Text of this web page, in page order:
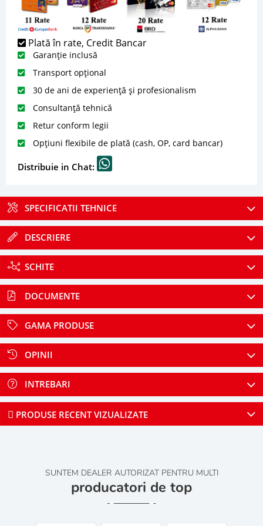
Plată în rate, Credit Bancar
Garanție inclusă
Transport opțional
30 de ani de experiență și profesionalism
Consultanță tehnică
Retur conform legii
Opțiuni flexibile de plată (cash, OP, card bancar)
Distribuie in Chat:
SPECIFICATII TEHNICE
DESCRIERE
SCHITE
DOCUMENTE
GAMA PRODUSE
OPINII
INTREBARI
PRODUSE RECENT VIZUALIZATE
SUNTEM DEALER AUTORIZAT PENTRU MULTI
producatori de top